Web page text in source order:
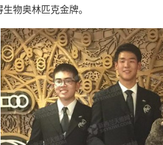
物奥林匹克金牌。